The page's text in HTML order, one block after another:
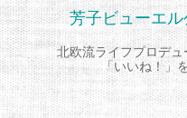
芳子ビューエ
北欧流ライフプロデ
「いいね！」